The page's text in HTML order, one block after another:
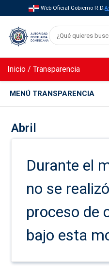
Web Oficial Gobierno R.D.
Inicio / Transparencia
MENÚ TRANSPARENCIA
Abril
Durante el
no se
proceso de
bajo esta